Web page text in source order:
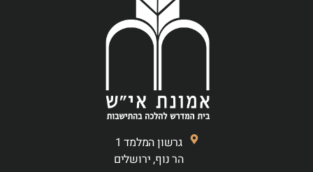
גרשון המלמד 1
הר נוף, ירושלים